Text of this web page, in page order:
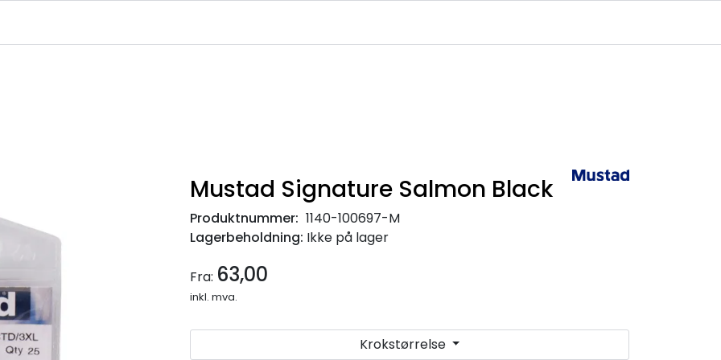
Mustad Signature Salmon Black
Produktnummer: 1140-100697-M
Lagerbeholdning: Ikke på lager
Fra: 63,00
inkl. mva.
Krokstørrelse